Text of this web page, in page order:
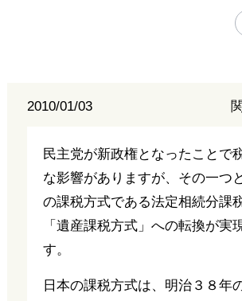
2010/01/03
民主党が新政権となったことで
な影響がありますが、その一つ
の課税方式である法定相続分課
「遺産課税方式」への転換が実
す。
日本の課税方式は、明治３８年